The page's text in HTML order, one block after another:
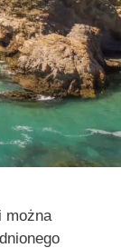
można